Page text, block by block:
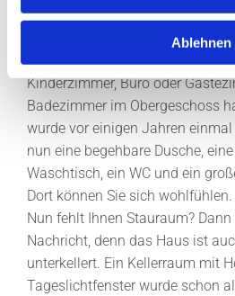
Ablehnen
nun die Holztreppe hinauf ins
finden wir drei weitere Zimmer
ca. 13 m². Das sind tolle
Kinderzimmer, Büro oder
Badezimmer im Obergeschoss
wurde vor einigen Jahren
nun eine begehbare Dusche,
Waschtisch, ein WC und ein
Dort können Sie sich wohlfühlen.
Nun fehlt Ihnen Stauraum?
Nachricht, denn das Haus ist
unterkellert. Ein Kellerraum mit
Tageslichtfenster wurde schon